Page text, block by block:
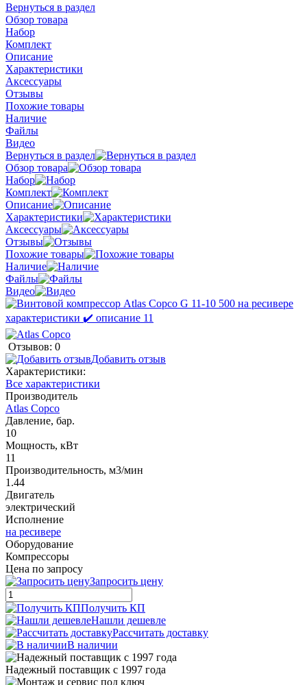
Вернуться в раздел
Обзор товара
Набор
Комплект
Описание
Характеристики
Аксессуары
Отзывы
Похожие товары
Наличие
Файлы
Видео
Вернуться в раздел
Обзор товара
Набор
Комплект
Описание
Характеристики
Аксессуары
Отзывы
Похожие товары
Наличие
Файлы
Видео
Отзывов: 0
Добавить отзыв
Характеристики:
Все характеристики
Производитель
Atlas Copco
Давление, бар.
10
Мощность, кВт
11
Производительность, м3/мин
1.44
Двигатель
электрический
Исполнение
на ресивере
Оборудование
Компрессоры
Цена по запросу
Запросить цену
Получить КП
Нашли дешевле
Рассчитать доставку
В наличии
Надежный поставщик с 1997 года